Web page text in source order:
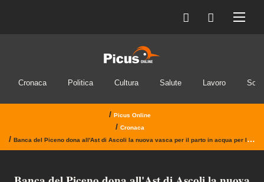
Cronaca Politica Cultura Salute Lavoro
/ Picus Online
/ Cronaca
/ Banca del Piceno dona all'Ast di Ascoli la nuova vasca per il parto in acqua per l’ospedale di San Benedetto